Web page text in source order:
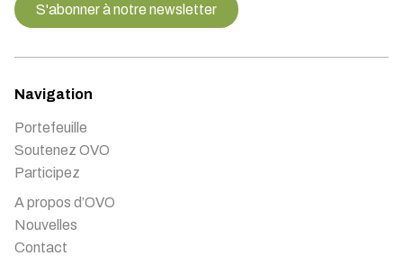
S'abonner à notre newsletter
Navigation
Portefeuille
Soutenez OVO
Participez
A propos d’OVO
Nouvelles
Contact